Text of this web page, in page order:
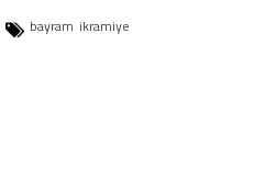
bayram ikramiye